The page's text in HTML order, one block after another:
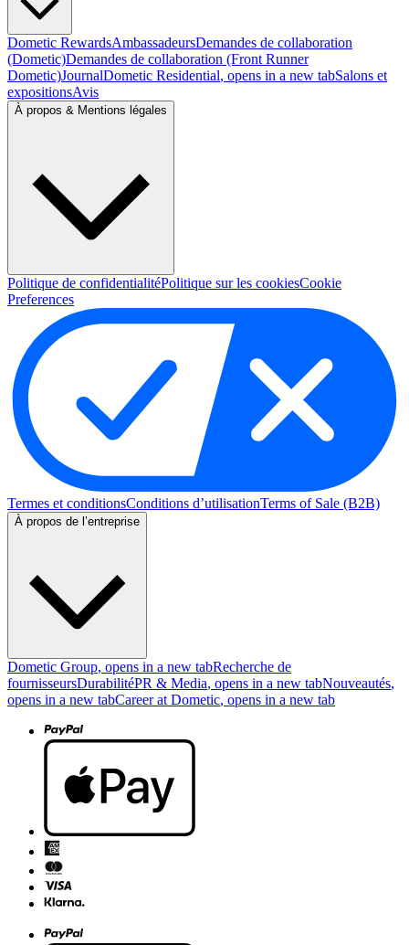
Dometic RewardsAmbassadeursDemandes de collaboration
(Dometic)Demandes de collaboration (Front Runner
Dometic)JournalDometic Residential, opens in a new tabSalons et
expositionsAvis
À propos & Mentions légales
Politique de confidentialitéPolitique sur les cookiesCookie
Preferences
Termes et conditionsConditions d’utilisationTerms of Sale (B2B)
À propos de l’entreprise
Dometic Group, opens in a new tabRecherche de
fournisseursDurabilitéPR & Media, opens in a new tabNouveautés,
opens in a new tabCareer at Dometic, opens in a new tab